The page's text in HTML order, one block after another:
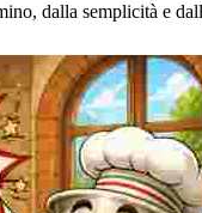
dalla semplicità e